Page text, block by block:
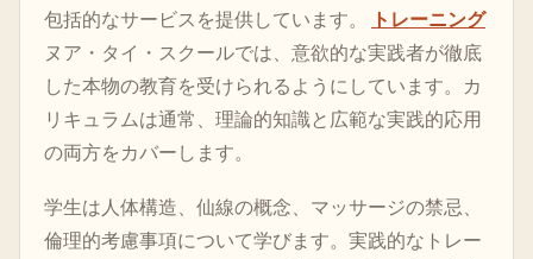
包括的なサービスを提供しています。
トレーニング
ヌア・タイ・スクールでは、意欲的な実践者が徹底
した本物の教育を受けられるようにしています。カ
リキュラムは通常、理論的知識と広範な実践的応用
の両方をカバーします。
学生は人体構造、仙線の概念、マッサージの禁忌、
倫理的考慮事項について学びます。実践的なトレー